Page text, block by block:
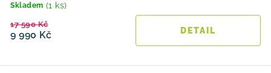
Skladem (1 ks)
9 990 Kč
17 590 Kč